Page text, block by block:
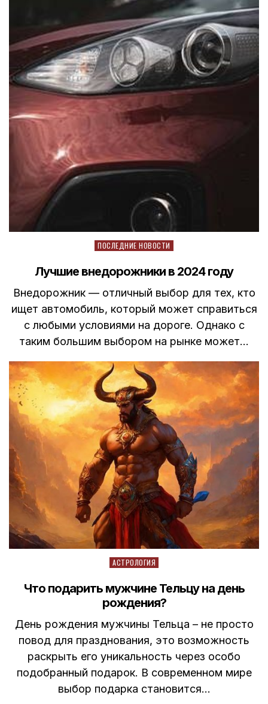
Posted
ПОСЛЕДНИЕ НОВОСТИ
Лучшие внедорожники в 2024 году
Внедорожник — отличный выбор для тех, кто
ищет автомобиль, который может справиться
с любыми условиями на дороге. Однако с
таким большим выбором на рынке может…
Posted
АСТРОЛОГИЯ
Что подарить мужчине Тельцу на день
рождения?
День рождения мужчины Тельца – не просто
повод для празднования, это возможность
раскрыть его уникальность через особо
подобранный подарок. В современном мире
выбор подарка становится…